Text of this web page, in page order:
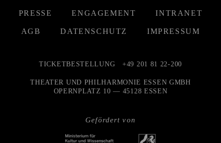
PRESSE ENGAGEMENT INTRANET
AGB DATENSCHUTZ IMPRESSUM
Gefördert von
TICKETBESTELLUNG +49 201 81 22-200
THEATER UND PHILHARMONIE ESSEN GMBH
OPERNPLATZ 10 — 45128 ESSEN